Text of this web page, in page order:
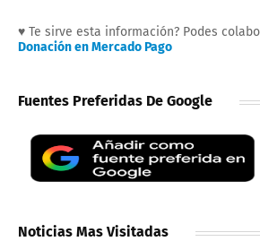
♥ Te sirve esta información? Podes
Donación en Mercado Pago
Fuentes Preferidas De Google
Noticias Mas Visitadas